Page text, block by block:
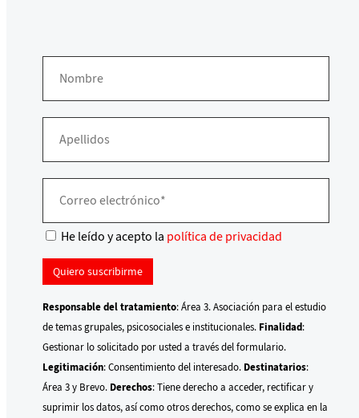
He leído y acepto la política de privacidad
Responsable del tratamiento: Área 3. Asociación para el estudio
de temas grupales, psicosociales e institucionales. Finalidad:
Gestionar lo solicitado por usted a través del formulario.
Legitimación: Consentimiento del interesado. Destinatarios:
Área 3 y Brevo. Derechos: Tiene derecho a acceder, rectificar y
suprimir los datos, así como otros derechos, como se explica en la